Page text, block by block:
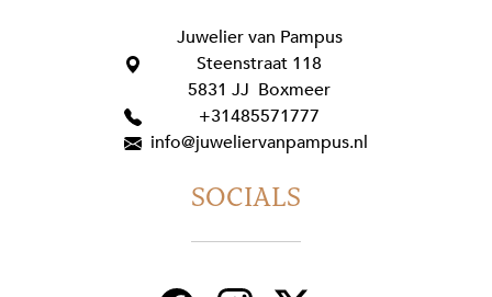
Juwelier van Pampus
Steenstraat 118
5831 JJ Boxmeer
+31485571777
info@juweliervanpampus.nl
SOCIALS